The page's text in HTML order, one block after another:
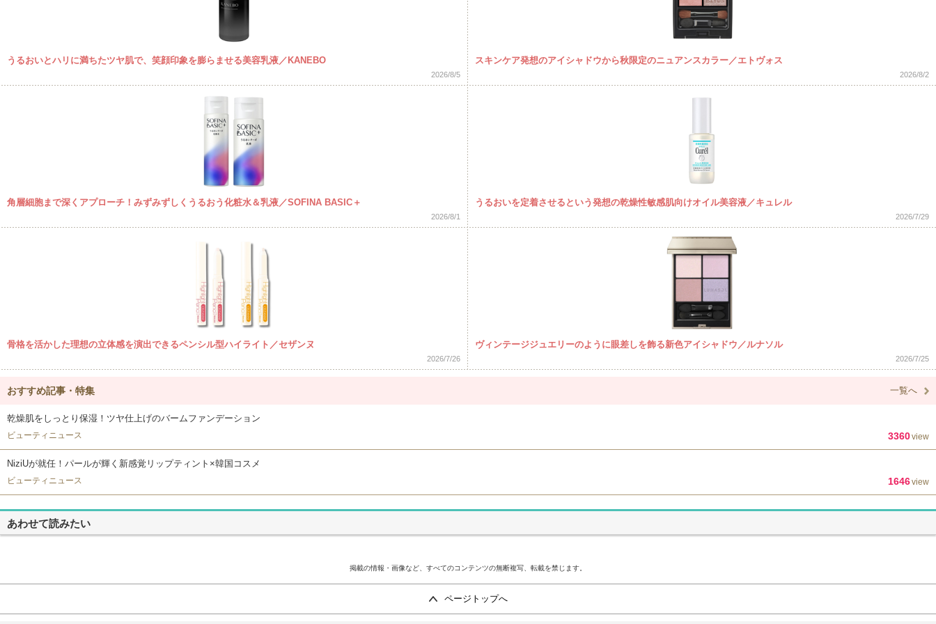
うるおいとハリに満ちたツヤ肌で、笑顔印象を膨らませる美容乳液／KANEBO
2026/8/5
スキンケア発想のアイシャドウから秋限定のニュアンスカラー／エトヴォス
2026/8/2
角層細胞まで深くアプローチ！みずみずしくうるおう化粧水＆乳液／SOFINA BASIC＋
2026/8/1
うるおいを定着させるという発想の乾燥性敏感肌向けオイル美容液／キュレル
2026/7/29
骨格を活かした理想の立体感を演出できるペンシル型ハイライト／セザンヌ
2026/7/26
ヴィンテージジュエリーのように眼差しを飾る新色アイシャドウ／ルナソル
2026/7/25
おすすめ記事・特集 一覧へ
乾燥肌をしっとり保湿！ツヤ仕上げのバームファンデーション
ビューティニュース 3360view
NiziUが就任！パールが輝く新感覚リップティント×韓国コスメ
ビューティニュース 1646view
あわせて読みたい
掲載の情報・画像など、すべてのコンテンツの無断複写、転載を禁じます。
ページトップへ